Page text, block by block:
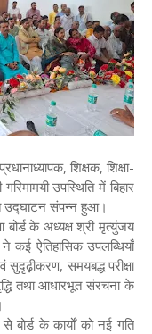
शिक्षक, शिक्षा-
उपस्थिति में बिहार
उद्घाटन संपन्न हुआ।
बोर्ड के अध्यक्ष श्री मृत्युंजय
कई ऐतिहासिक उपलब्धियाँ
सुदृढ़ीकरण, समयबद्ध परीक्षा
तथा आधारभूत संरचना के
बोर्ड के कार्यों को नई गति